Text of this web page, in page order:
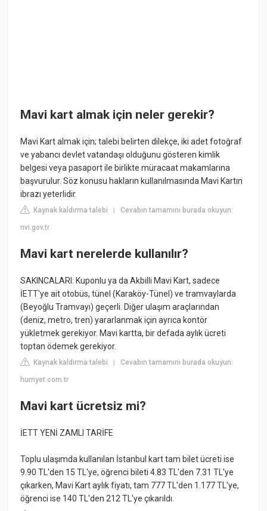
Mavi kart almak için neler gerekir?
Mavi Kart almak için; talebi belirten dilekçe, iki adet fotoğraf
ve yabancı devlet vatandaşı olduğunu gösteren kimlik
belgesi veya pasaport ile birlikte müracaat makamlarına
başvurulur. Söz konusu hakların kullanılmasında Mavi Kartın
ibrazı yeterlidir.
Kaynak kaldırma talebi |Cevabın tamamını burada okuyun:
nvi.gov.tr
Mavi kart nerelerde kullanılır?
SAKINCALARI: Kuponlu ya da Akbilli Mavi Kart, sadece
İETT'ye ait otobüs, tünel (Karaköy-Tünel) ve tramvaylarda
(Beyoğlu Tramvayı) geçerli. Diğer ulaşım araçlarından
(deniz, metro, tren) yararlanmak için ayrıca kontör
yükletmek gerekiyor. Mavi kartta, bir defada aylık ücreti
toptan ödemek gerekiyor.
Kaynak kaldırma talebi |Cevabın tamamını burada okuyun:
hurriyet.com.tr
Mavi kart ücretsiz mi?
İETT YENİ ZAMLI TARİFE
Toplu ulaşımda kullanılan İstanbul kart tam bilet ücreti ise
9.90 TL'den 15 TL'ye, öğrenci bileti 4.83 TL'den 7.31 TL'ye
çıkarken, Mavi Kart aylık fiyatı, tam 777 TL'den 1.177 TL'ye,
öğrenci ise 140 TL'den 212 TL'ye çıkarıldı.